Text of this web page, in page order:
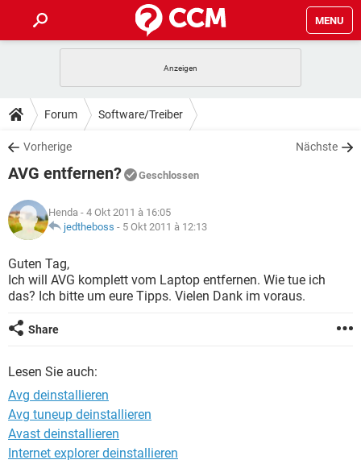
MENU
ANDROID IOS
WINDOWS 10
WHATSAPP TIKTOK
FACEBOOK
TIPPS & TRICKS
SPIELE
WHATSAPP
FACEBOOK
DOWNLOADS
SPIELE STREAMING
ANDROID
WINDOWS 10 INSTAGRAM
WHATSAPP
FACEBOOK HARDWARE
SPIELE
ANDROID
WINDOWS 10
WHATSAPP TIKTOK
FACEBOOK
LEXIKON
SPIELE
ANDROID IOS
WHATSAPP
FACEBOOK
Forum Software/Treiber
Vorherige Nächste
AVG entfernen? Geschlossen
Henda - 4 Okt 2011 à 16:05
jedtheboss - 5 Okt 2011 à 12:13
Guten Tag,
Ich will AVG komplett vom Laptop entfernen. Wie tue ich
das? Ich bitte um eure Tipps. Vielen Dank im voraus.
Share
Lesen Sie auch:
Avg deinstallieren
Avg tuneup deinstallieren
Avast deinstallieren
Internet explorer deinstallieren